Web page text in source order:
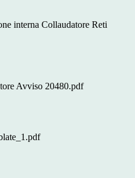
interna Collaudatore Reti
Avviso 20480.pdf